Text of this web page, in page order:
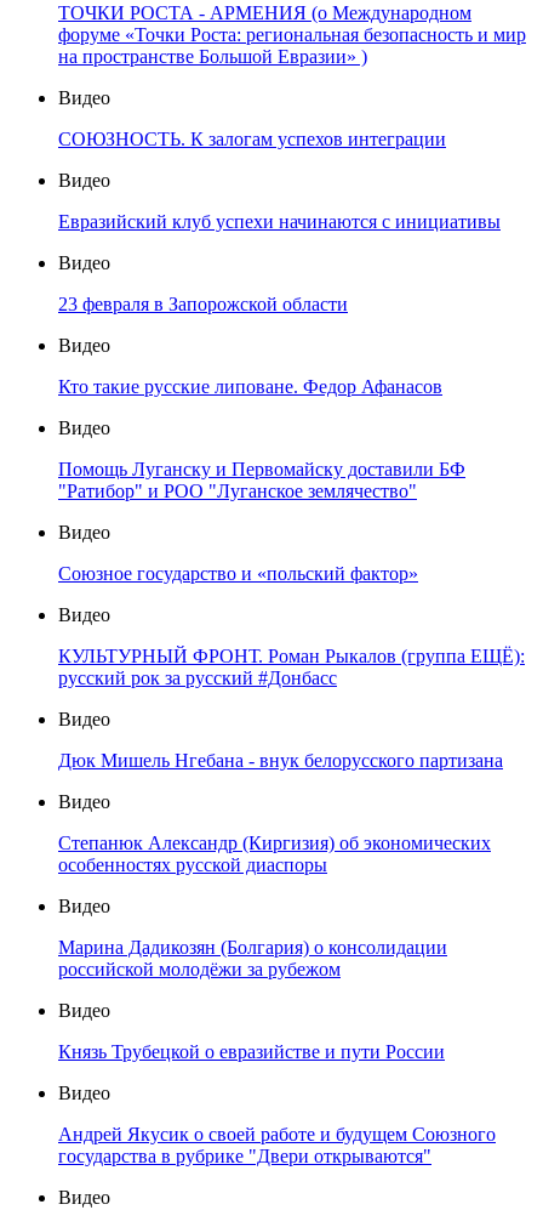
ТОЧКИ РОСТА - АРМЕНИЯ (о Международном
форуме «Точки Роста: региональная безопасность и мир
на пространстве Большой Евразии» )
Видео
СОЮЗНОСТЬ. К залогам успехов интеграции
Видео
Евразийский клуб успехи начинаются с инициативы
Видео
23 февраля в Запорожской области
Видео
Кто такие русские липоване. Федор Афанасов
Видео
Помощь Луганску и Первомайску доставили БФ
"Ратибор" и РОО "Луганское землячество"
Видео
Союзное государство и «польский фактор»
Видео
КУЛЬТУРНЫЙ ФРОНТ. Роман Рыкалов (группа ЕЩЁ):
русский рок за русский #Донбасс
Видео
Дюк Мишель Нгебана - внук белорусского партизана
Видео
Степанюк Александр (Киргизия) об экономических
особенностях русской диаспоры
Видео
Марина Дадикозян (Болгария) о консолидации
российской молодёжи за рубежом
Видео
Князь Трубецкой о евразийстве и пути России
Видео
Андрей Якусик о своей работе и будущем Союзного
государства в рубрике "Двери открываются"
Видео